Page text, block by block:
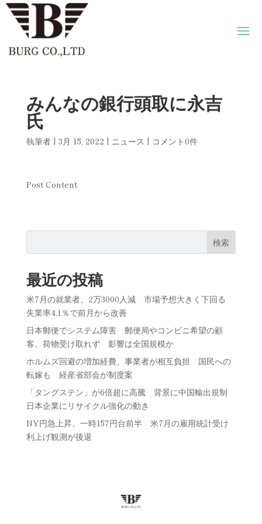
みんなの銀行頭取に永吉
氏
執筆者 | 3月 15, 2022 | ニュース | コメント0件
Post Content
検索
最近の投稿
米7月の就業者、2万3000人減 市場予想大きく下回る
失業率4.1％で前月から改善
日本郵便でシステム障害 郵便局やコンビニ希望の顧
客、荷物受け取れず 影響は全国規模か
ホルムズ回避の増加経費、事業者が相互負担 国民への
転嫁も 経産省部会が制度案
「タングステン」が6倍超に高騰 背景に中国輸出規制
日本企業にリサイクル強化の動き
NY円急上昇、一時157円台前半 米7月の雇用統計受け
利上げ観測が後退